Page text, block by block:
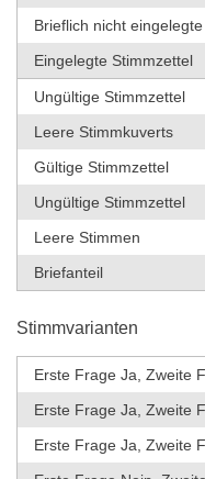
Brieflich nicht
Eingelegte Stimmzettel
Ungültige Stimmzettel
Leere Stimmkuverts
Gültige Stimmzettel
Ungültige Stimmzettel
Leere Stimmen
Briefanteil
Stimmvarianten
Erste Frage Ja, Zweite
Erste Frage Ja, Zweite
Erste Frage Ja, Zweite